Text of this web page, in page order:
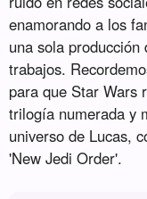
enamorando a los
una sola
trabajos.
para que Star Wars
trilogía numerada y
universo de Lucas,
'New Jedi Order'.